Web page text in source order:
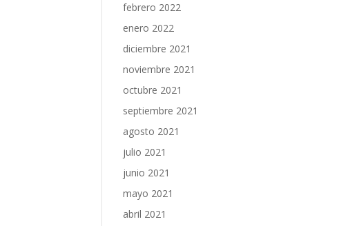
febrero 2022
enero 2022
diciembre 2021
noviembre 2021
octubre 2021
septiembre 2021
agosto 2021
julio 2021
junio 2021
mayo 2021
abril 2021